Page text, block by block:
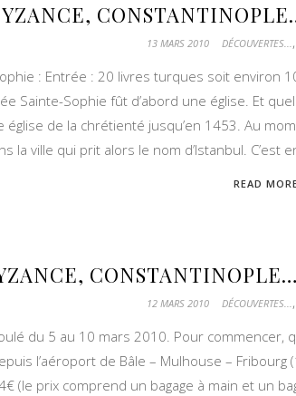
13 MARS 2010 DÉCOUVERTES...,
: Entrée : 20 livres turques soit environ
Sainte-Sophie fût d’abord une église. Et
église de la chrétienté jusqu’en 1453. Au
la ville qui prit alors le nom d’Istanbul.
READ
12 MARS 2010 DÉCOUVERTES...,
du 5 au 10 mars 2010. Pour commencer,
l’aéroport de Bâle – Mulhouse –
(le prix comprend un bagage à main et un